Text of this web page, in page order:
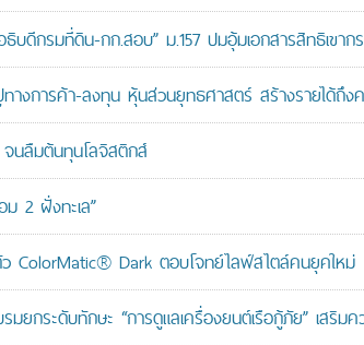
ดีกรมที่ดิน-กก.สอบ” ม.157 ปมอุ้มเอกสารสิทธิเขาก
างการค้า-ลงทุน หุ้นส่วนยุทธศาสตร์ สร้างรายได้ถึง
นลืมต้นทุนโลจิสติกส์
2 ฝั่งทะเล”
ว ColorMatic® Dark ตอบโจทย์ไลฟ์สไตล์คนยุคใหม่
กระดับทักษะ “การดูแลเครื่องยนต์เรือกู้ภัย” เสริม